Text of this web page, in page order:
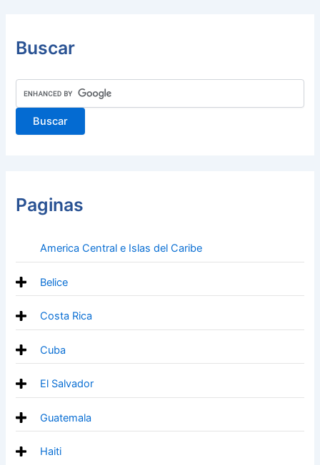
Buscar
Paginas
America Central e Islas del Caribe
Belice
Costa Rica
Cuba
El Salvador
Guatemala
Haiti